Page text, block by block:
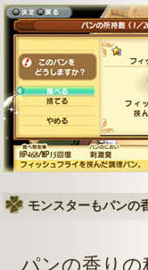
モンスターもパン
パンの香り